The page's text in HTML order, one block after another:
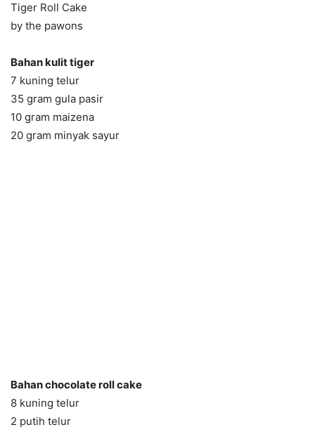
Tiger Roll Cake
by the pawons
Bahan kulit tiger
7 kuning telur
35 gram gula pasir
10 gram maizena
20 gram minyak sayur
Bahan chocolate roll cake
8 kuning telur
2 putih telur